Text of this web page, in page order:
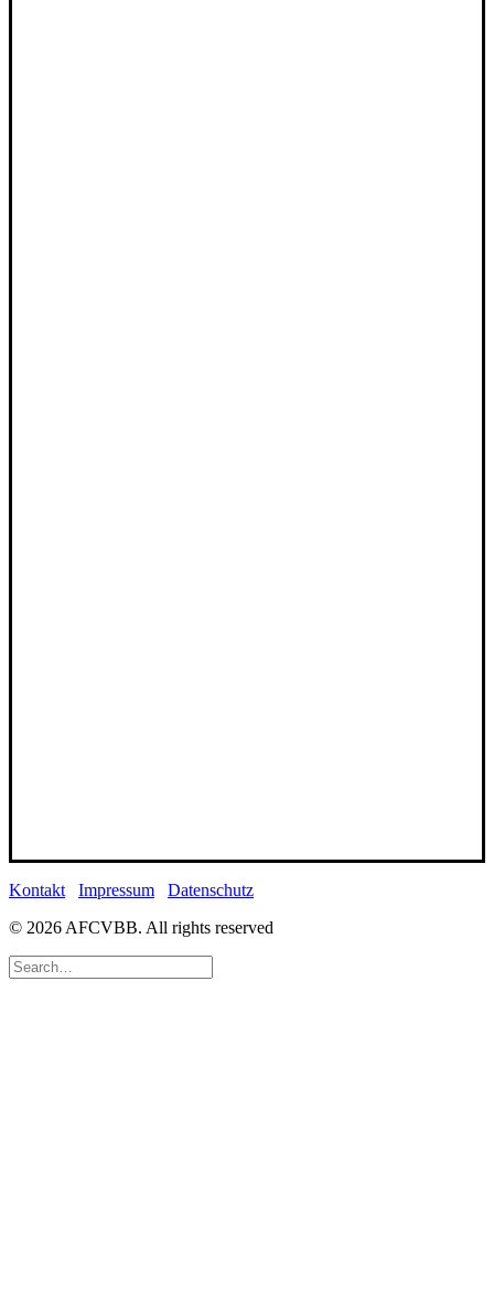
Kontakt Impressum
Datenschutz
© 2026 AFCVBB. All rights reserved